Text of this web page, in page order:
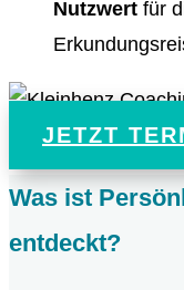
Nutzwert für
JETZT
Was ist
entdeckt?